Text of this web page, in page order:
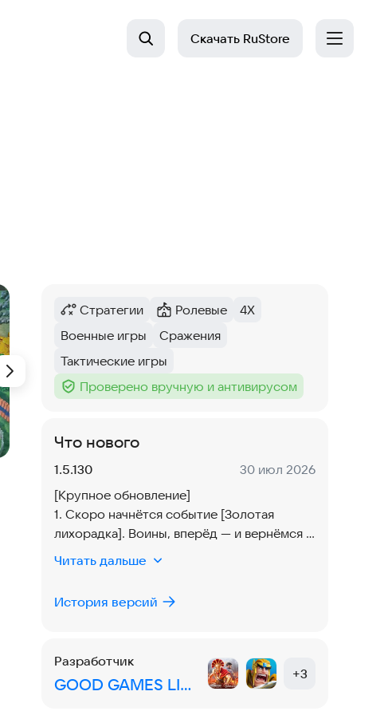
Скачать RuStore
Категория:
Стратегии
Категория:
Ролевые
Тег
4X
Тег:
Военные игры
Тег:
Сражения
Тег:
Тактические игры
Тег :
Проверено вручную и антивирусом
Что нового
Версия:
1.5.130 Дата:
30 июл 2026
[Крупное обновление]
1. Скоро начнётся событие [Золотая
лихорадка]. Воины, вперёд — и вернёмся с
богатой добычей! Участвуйте в событии и
получайте награды: облики главного
с именем и многое другое.
Викинги, час настал. Поднимите топоры,
прорвитесь сквозь волны и смело
Читать дальше
История версий
Разработчик
GOOD GAMES LIMITED
+3